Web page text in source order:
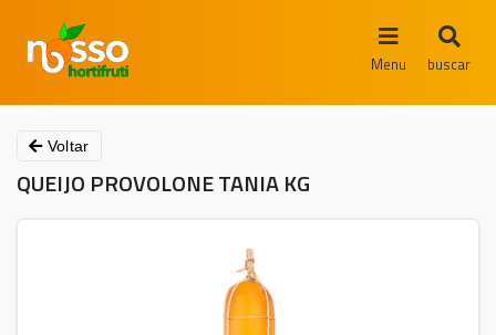
Menu buscar
Voltar
QUEIJO PROVOLONE TANIA KG